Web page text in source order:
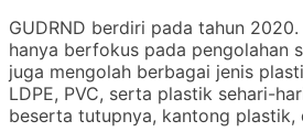
GUDRND berdiri pada tahun
hanya berfokus pada pengolahan
juga mengolah berbagai jenis
LDPE, PVC, serta plastik sehari-
beserta tutupnya, kantong plastik,